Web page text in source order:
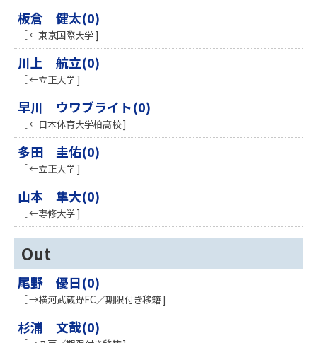
板倉 健太(0)
［ ←東京国際大学 ]
川上 航立(0)
［ ←立正大学 ]
早川 ウワブライト(0)
［ ←日本体育大学柏高校 ]
多田 圭佑(0)
［ ←立正大学 ]
山本 隼大(0)
［ ←専修大学 ]
Out
尾野 優日(0)
［ →横河武蔵野FC／期限付き移籍 ]
杉浦 文哉(0)